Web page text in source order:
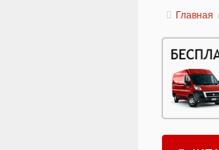
Главная /